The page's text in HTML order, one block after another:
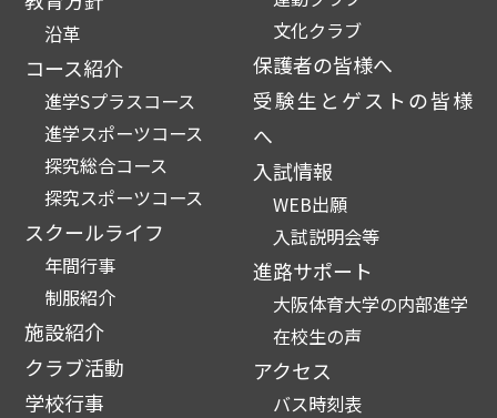
沿革
コース紹介
進学Sプラスコース
進学スポーツコース
探究総合コース
探究スポーツコース
スクールライフ
年間行事
制服紹介
施設紹介
クラブ活動
学校行事
文化クラブ
保護者の皆様へ
受験生とゲストの皆様
へ
入試情報
WEB出願
入試説明会等
進路サポート
大阪体育大学の内部進学
在校生の声
アクセス
バス時刻表